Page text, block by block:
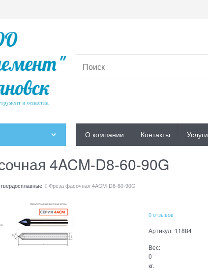
О компании Контакты Услуги
4ACM-D8-60-90G
Фреза фасочная 4ACM-D8-60-90G
0 отзывов
Артикул: 11884
Вес:
0
кг.